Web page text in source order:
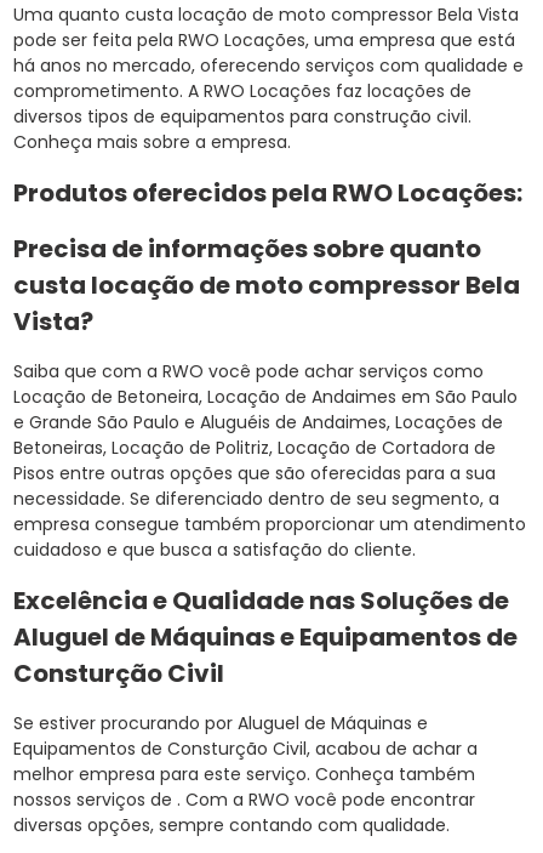
Uma quanto custa locação de moto compressor Bela Vista
pode ser feita pela RWO Locações, uma empresa que está
há anos no mercado, oferecendo serviços com qualidade e
comprometimento. A RWO Locações faz locações de
diversos tipos de equipamentos para construção civil.
Conheça mais sobre a empresa.
Produtos oferecidos pela RWO Locações:
Precisa de informações sobre quanto
custa locação de moto compressor Bela
Vista?
Saiba que com a RWO você pode achar serviços como
Locação de Betoneira, Locação de Andaimes em São Paulo
e Grande São Paulo e Aluguéis de Andaimes, Locações de
Betoneiras, Locação de Politriz, Locação de Cortadora de
Pisos entre outras opções que são oferecidas para a sua
necessidade. Se diferenciado dentro de seu segmento, a
empresa consegue também proporcionar um atendimento
cuidadoso e que busca a satisfação do cliente.
Excelência e Qualidade nas Soluções de
Aluguel de Máquinas e Equipamentos de
Consturção Civil
Se estiver procurando por Aluguel de Máquinas e
Equipamentos de Consturção Civil, acabou de achar a
melhor empresa para este serviço. Conheça também
nossos serviços de . Com a RWO você pode encontrar
diversas opções, sempre contando com qualidade.